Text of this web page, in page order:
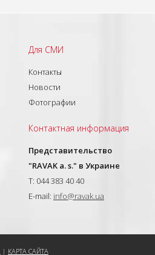
Для СМИ
Контакты
Новости
Фотографии
Контактная информация
Представительство
"RAVAK a. s." в Украине
T: 044 383 40 40
E-mail: info@ravak.ua
| КАРТА САЙТА